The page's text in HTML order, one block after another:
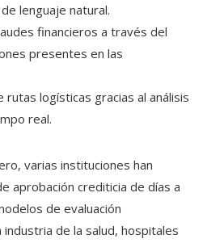
lenguaje natural.
financieros a través del
presentes en las
rutas logísticas gracias al análisis
real.
varias instituciones han
aprobación crediticia de días a
de evaluación
industria de la salud, hospitales